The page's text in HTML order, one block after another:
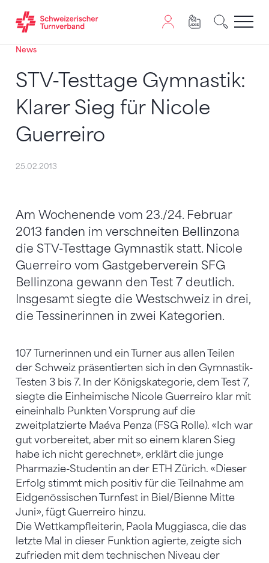
Zum Inhalt springen
Zur Sitemap navigieren
Zum Navigieren dieser Seite wird JavaScript benötigt.
News
STV-Testtage Gymnastik:
Klarer Sieg für Nicole
Guerreiro
25.02.2013
Am Wochenende vom 23./24. Februar
2013 fanden im verschneiten Bellinzona
die STV-Testtage Gymnastik statt. Nicole
Guerreiro vom Gastgeberverein SFG
Bellinzona gewann den Test 7 deutlich.
Insgesamt siegte die Westschweiz in drei,
die Tessinerinnen in zwei Kategorien.
107 Turnerinnen und ein Turner aus allen Teilen
der Schweiz präsentierten sich in den Gymnastik-
Testen 3 bis 7. In der Königskategorie, dem Test 7,
siegte die Einheimische Nicole Guerreiro klar mit
eineinhalb Punkten Vorsprung auf die
zweitplatzierte Maéva Penza (FSG Rolle). «Ich war
gut vorbereitet, aber mit so einem klaren Sieg
habe ich nicht gerechnet», erklärt die junge
Pharmazie-Studentin an der ETH Zürich. «Dieser
Erfolg stimmt mich positiv für die Teilnahme am
Eidgenössischen Turnfest in Biel/Bienne Mitte
Juni», fügt Guerreiro hinzu.
Die Wettkampfleiterin, Paola Muggiasca, die das
letzte Mal in dieser Funktion agierte, zeigte sich
zufrieden mit dem technischen Niveau der